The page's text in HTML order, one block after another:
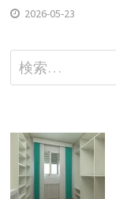
2026-05-23
検
索: